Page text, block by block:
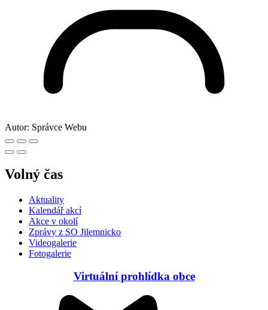
Autor: Správce Webu
Volný čas
Aktuality
Kalendář akcí
Akce v okolí
Zprávy z SO Jilemnicko
Videogalerie
Fotogalerie
Virtuální prohlídka obce